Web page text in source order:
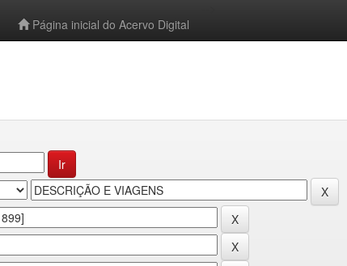
Página inicial do Acervo Digital